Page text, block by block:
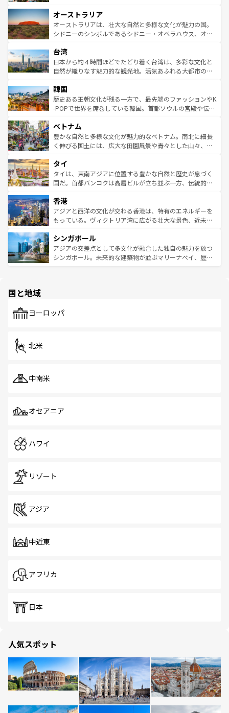
部のニューオーリンズでは、音楽と美食が融合した独特の
文化が魅力。旅行者はアメリカの各地域で異なる魅力を楽
しみながら、その多様性と豊かな歴史を感じることができ
ならではの贅沢な旅のスタイルだ。 なお、新着のアメリカ
情報はコンテンツ一覧を参照してほしい。
ワイ島は見逃せない。また、定番の観光地といえばオアフ
島だが、静かな自然を求めるならマウイ島やカウアイ島が
おすすめ。エメラルドグリーンに輝く海をはじめ、豊かな
れるおもてなしの心で訪れる人々を迎えてくれるハワイの
人々、おいしいローカルフードやハワイアンミュージッ
ク、伝統的なフラダンスなど、すべてがハワイの魅力を彩
ワイを、存分に味わってほしい。 なお、新着のハワイ情報
はコンテンツ一覧を参照してほしい。
オーストラリア
オーストラリアは、壮大な自然と多様な文化が魅力の国。
シドニーのシンボルであるシドニー・オペラハウス、オー
リアリーフや大陸中央部にそびえるウルル（エアーズロッ
ク）、タスマニアの美しい原生林やケアンズの熱帯雨林な
ど、見どころがたくさん。また、カフェやワイン、オージ
いる。アクティビティも充実しており、サーフィンやダイ
ビング、ハイキングなど、アウトドア好きにはたまらな
い。オーストラリアの多彩な魅力を存分に味わいつくそ
参照してほしい。
台湾
日本から約４時間ほどでたどり着く台湾は、多彩な文化と
自然が織りなす魅力的な観光地。活気あふれる大都市の台
ン）、静ひつな山岳地帯である台湾東部など、都市の喧騒
と山間の静けさが共存しており、訪れる人に新しい発見と
驚きをもたらしてくれる。また、奥深い台湾の食文化も魅
容にもいいと評判のスイーツなど、バラエティ豊かな料理
が味わえる。 なお、新着の台湾情報は コンテンツ一覧を参
照してほしい。
韓国
歴史ある王朝文化が残る一方で、最先端のファッションやK
-POPで世界を席巻している韓国。首都ソウルの宮殿や伝統
き、地方に足を延ばせば四季折々の自然美を楽しむことが
できる。そして、キムチや焼肉、絶品のストリートフード
まで、さまざまな韓国料理が待っている。夜には、韓国な
リティに包まれながら、韓国の多彩な魅力を心ゆくまで味
わってみてほしい。 なお、新着の韓国情報はコンテンツ一
覧を参照してほしい。
ベトナム
豊かな自然と多様な文化が魅力的なベトナム。南北に細長
く伸びる国土には、広大な田園風景や青々とした山々、世
急速な発展と共に伝統が息づく。ハノイの古い町並みやホ
ーチミン市のフランス統治時代の建物も、独特の雰囲気を
醸し出している。また、バラエティの豊かさとおいしさで
とつ。フォーやバインミー、ベトナムコーヒーなどは、ぜ
ひ現地で味わいたい。どの地域を訪れてもあたたかい人々
が旅行者を迎えてくれるので、きっと忘れられない旅にな
参照してほしい。
タイ
タイは、東南アジアに位置する豊かな自然と歴史が息づく
国だ。首都バンコクは高層ビルが立ち並ぶ一方、伝統的な
の活気が交差している。北部ではチェンマイなどの山岳地
帯で自然と触れ合い、南部ではプーケットやクラビの美し
いビーチでリゾート気分を楽しむことができる。タイ料理
激する。気候は一年中温暖で、どの季節にも異なる楽しみ
が待っている。親しみやすいタイの人々、仏教を中心とし
た文化、そして多様な観光資源が、訪れる旅人を魅了し続
香港
アジアと西洋の文化が交わる香港は、特有のエネルギーを
もっている。ヴィクトリア湾に広がる壮大な景色、近未来
み、どこを訪れても感動するはず。観光スポットが密集し
ており、効率よく見どころを回れるのも魅力。息をのむよ
うな絶景から文化的な体験まで、香港を存分に楽しみ尽く
シンガポール
アジアの交差点として多文化が融合した独自の魅力を放つ
シンガポール。未来的な建築物が並ぶマリーナベイ、歴史
で、ホーカーズは地元の風情を楽しめる外せないスポット
国と地域
ヨーロッパ
北米
中南米
オセアニア
ハワイ
リゾート
アジア
中近東
アフリカ
日本
人気スポット